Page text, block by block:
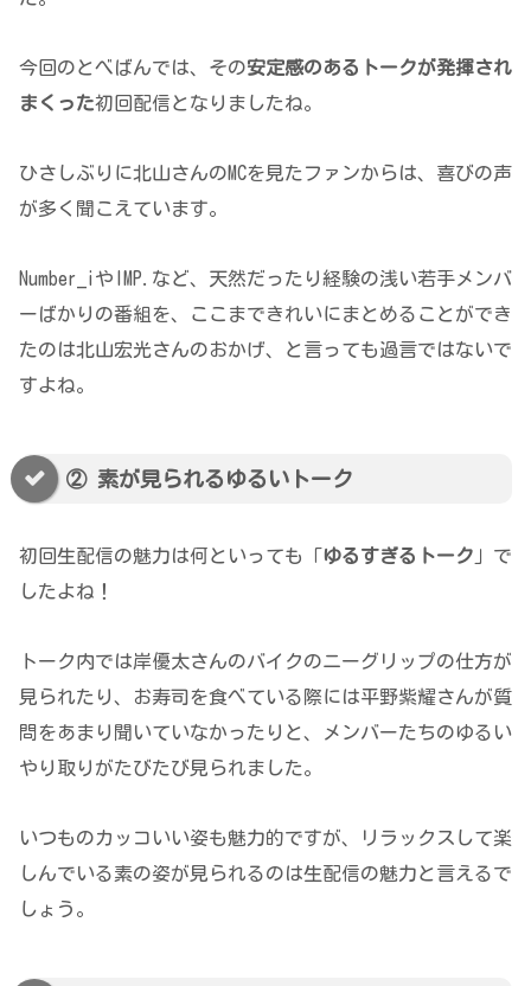
今回のとべばんでは、その安定感のあるトークが発揮され
まくった初回配信となりましたね。
ひさしぶりに北山さんのMCを見たファンからは、喜びの声
が多く聞こえています。
Number_iやIMP.など、天然だったり経験の浅い若手メンバ
ーばかりの番組を、ここまできれいにまとめることができ
たのは北山宏光さんのおかげ、と言っても過言ではないで
すよね。
② 素が見られるゆるいトーク
初回生配信の魅力は何といっても「 ゆるすぎるトーク 」で
したよね！
トーク内では岸優太さんのバイクのニーグリップの仕方が
見られたり、お寿司を食べている際には平野紫耀さんが質
問をあまり聞いていなかったりと、メンバーたちのゆるい
やり取りがたびたび見られました。
いつものカッコいい姿も魅力的ですが、リラックスして楽
しんでいる素の姿が見られるのは生配信の魅力と言えるで
しょう。